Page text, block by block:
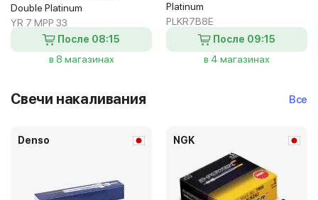
Double Platinum
YR 7 MPP 33
После 08:15
в 8 магазинах
Platinum
PLKR7B8E
После 09:15
в 4 магазинах
Свечи накаливания Все
Denso NGK